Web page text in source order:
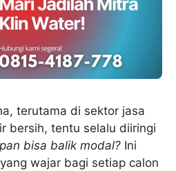
terutama di sektor jasa
bersih, tentu selalu diiringi
bisa balik modal? Ini
wajar bagi setiap calon